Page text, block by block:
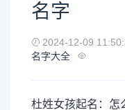
名字
2024-12-09
名字大全
杜姓女孩起名：怎